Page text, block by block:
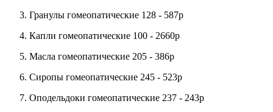
Гранулы гомеопатические 128 - 587р
Капли гомеопатические 100 - 2660р
Масла гомеопатические 205 - 386р
Сиропы гомеопатические 245 - 523р
Оподельдоки гомеопатические 237 - 243р